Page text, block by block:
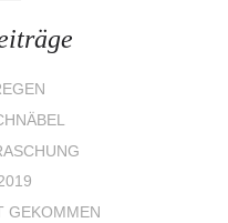
GEKOMMEN